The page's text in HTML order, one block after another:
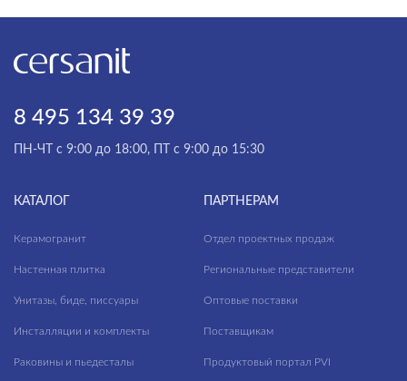
8 495 134 39 39
ПН-ЧТ с 9:00 до 18:00, ПТ с 9:00 до 15:30
КАТАЛОГ
Керамогранит
Настенная плитка
Унитазы, биде, писсуары
Инсталляции и комплекты
Раковины и пьедесталы
ПАРТНЕРАМ
Отдел проектных продаж
Региональные представители
Оптовые поставки
Поставщикам
Продуктовый портал PVI